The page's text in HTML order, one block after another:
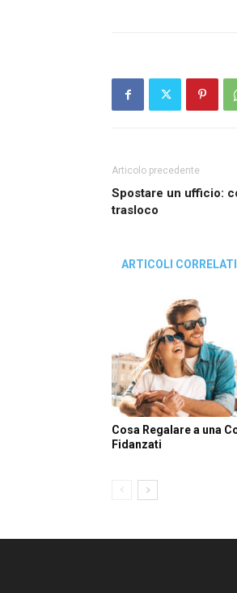
Articolo precedente
Spostare un ufficio:
trasloco
ARTICOLI CORRELATI
Cosa Regalare a una
Fidanzati